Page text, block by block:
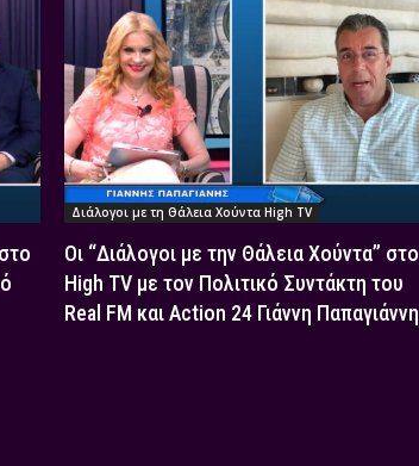
Διάλογοι με τη Θάλεια Χούντα High TV
Οι “Διάλογοι με την Θάλεια Χούντα” στο
High TV με τον Πολιτικό Συντάκτη του
Real FM και Action 24 Γιάννη Παπαγιάννη